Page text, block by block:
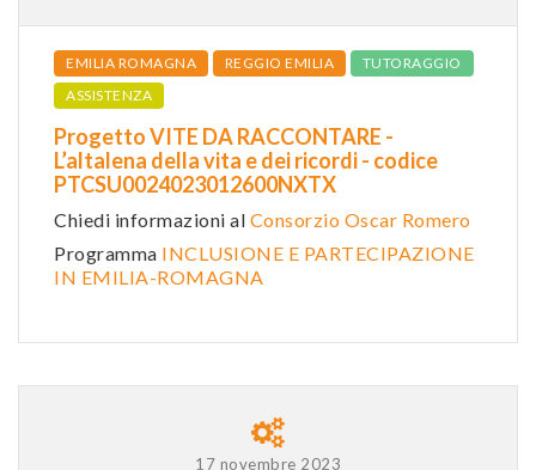
EMILIA ROMAGNA REGGIO EMILIA
TUTORAGGIO
ASSISTENZA
Progetto VITE DA RACCONTARE -
L’altalena della vita e dei ricordi - codice
PTCSU0024023012600NXTX
Chiedi informazioni al Consorzio Oscar Romero
Programma INCLUSIONE E PARTECIPAZIONE
IN EMILIA-ROMAGNA
17 novembre 2023